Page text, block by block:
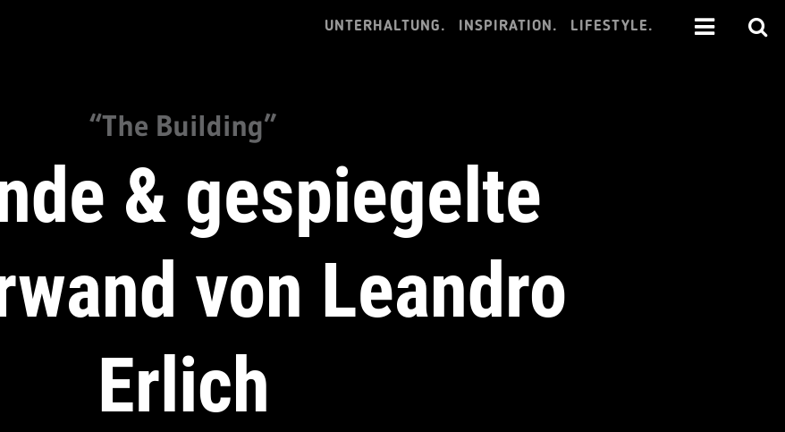
UNTERHALTUNG. INSPIRATION. LIFESTYLE.
“The Building”
& gespiegelte
von Leandro
Erlich